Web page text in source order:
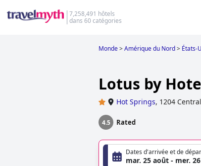
7,258,491 hôtels
dans 60 catégories
Monde>Amérique du Nord> États-
Lotus by
Hot Springs, 1204
4.5 Rated
Dates d'arrivée et de
mar. 25 août - mer.